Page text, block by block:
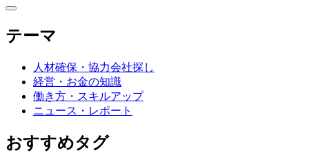
テーマ
人材確保・協力会社探し
経営・お金の知識
働き方・スキルアップ
ニュース・レポート
おすすめタグ